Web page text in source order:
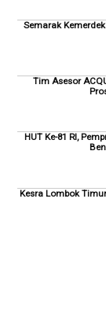
Semarak
Tim Asesor
HUT Ke-81 RI,
Kesra Lombok